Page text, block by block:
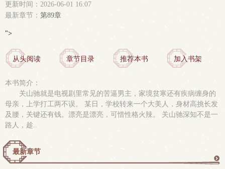
更新时间：2026-06-01 16:07
最新章节： 第89章
">
从头阅读 章节目录 推荐本书 加入书架
本书简介：
关山驰就是电视剧里常见的苦逼男主，家境贫寒还有疾病缠身的
母亲，上学打工两不误。 某日，学校转来一个大美人，身材高挑长发
及腰，关键还有钱。漂亮是漂亮，可惜性格火辣。 关山驰深知不是一
路人，趁..
最新章节